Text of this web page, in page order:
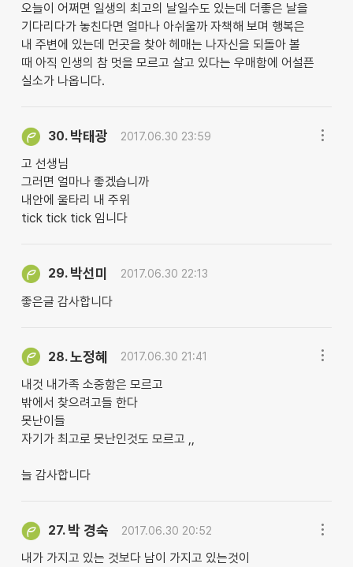
오늘이 어쩌면 일생의 최고의 날일수도 있는데 더좋은 날을
기다리다가 놓친다면 얼마나 아쉬울까 자책해 보며 행복은
내 주변에 있는데 먼곳을 찾아 헤매는 나자신을 되돌아 볼
때 아직 인생의 참 멋을 모르고 살고 있다는 우매함에 어설픈
실소가 나옵니다.
30. 박태광 2017.06.30 23:59
고 선생님
그러면 얼마나 좋겠습니까
내안에 울타리 내 주위
tick tick tick 임니다
29. 박선미 2017.06.30 22:13
좋은글 감사합니다
28.노정혜 2017.06.30 21:41
내것 내가족 소중함은 모르고
밖에서 찾으려고들 한다
못난이들
자기가 최고로 못난인것도 모르고 ,,
늘 감사합니다
27. 박 경숙 2017.06.30 20:52
내가 가지고 있는 것보다 남이 가지고 있는것이